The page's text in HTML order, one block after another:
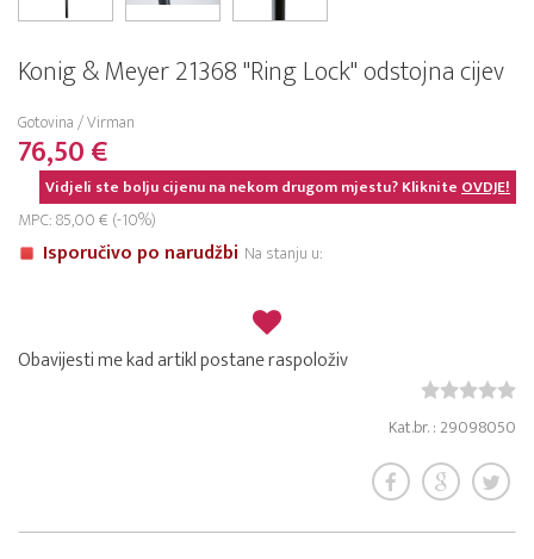
Konig & Meyer 21368 "Ring Lock" odstojna cijev
Gotovina / Virman
76,50 €
Vidjeli ste bolju cijenu na nekom drugom mjestu? KlikniteOVDJE!
MPC: 85,00 € (-10%)
Isporučivo po narudžbi Na stanju u:
Obavijesti me kad artikl postane raspoloživ
Kat.br. : 29098050